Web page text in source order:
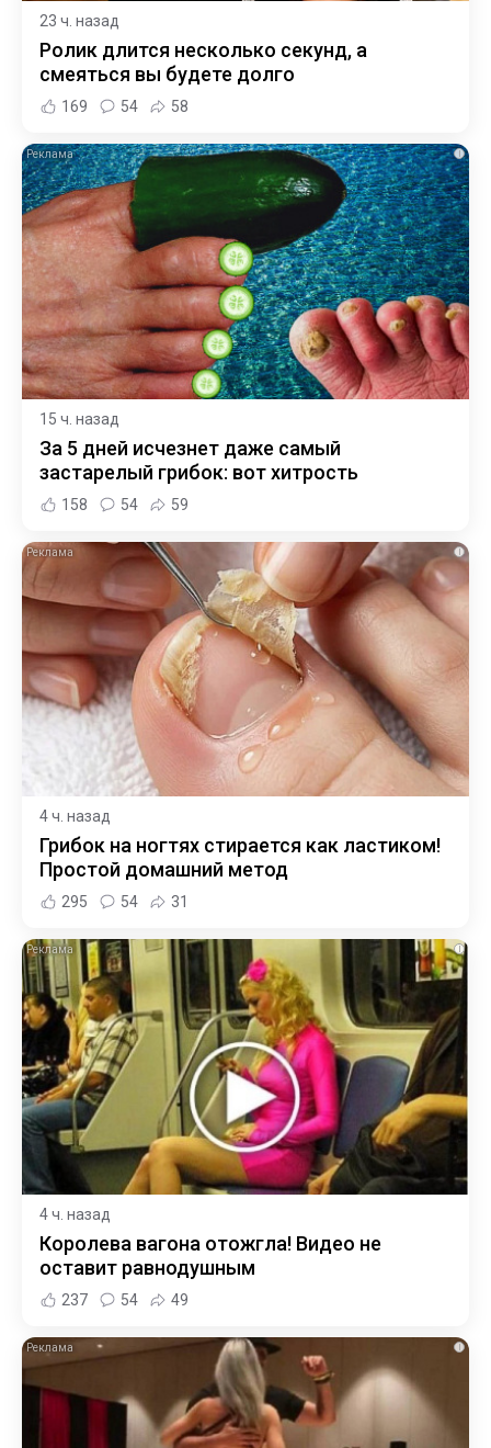
23 ч. назад
Ролик длится несколько секунд, а
смеяться вы будете долго
169 54 58
i
15 ч. назад
За 5 дней исчезнет даже самый
застарелый грибок: вот хитрость
158 54 59
i
4 ч. назад
Грибок на ногтях стирается как ластиком!
Простой домашний метод
295 54 31
i
4 ч. назад
Королева вагона отожгла! Видео не
оставит равнодушным
237 54 49
i